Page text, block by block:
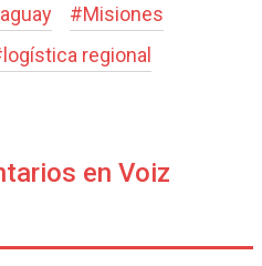
#Misiones
logística regional
en Voiz